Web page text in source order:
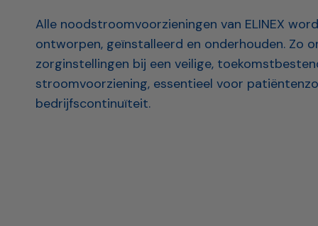
Alle noodstroomvoorzieningen van ELINEX
ontworpen, geïnstalleerd en onderhouden. Zo
zorginstellingen bij een veilige,
stroomvoorziening, essentieel voor
bedrijfscontinuïteit.